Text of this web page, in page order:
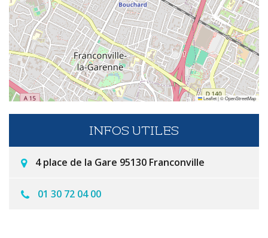
Leaflet|©OpenStreetMap
INFOS UTILES
4 place de la Gare 95130 Franconville
01 30 72 04 00